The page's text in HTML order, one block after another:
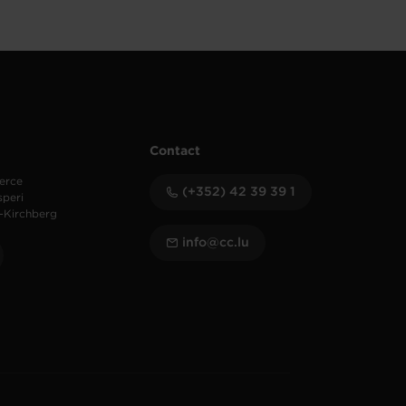
Kirchberg
Contact
(+352) 42 39 39 1
info@cc.lu